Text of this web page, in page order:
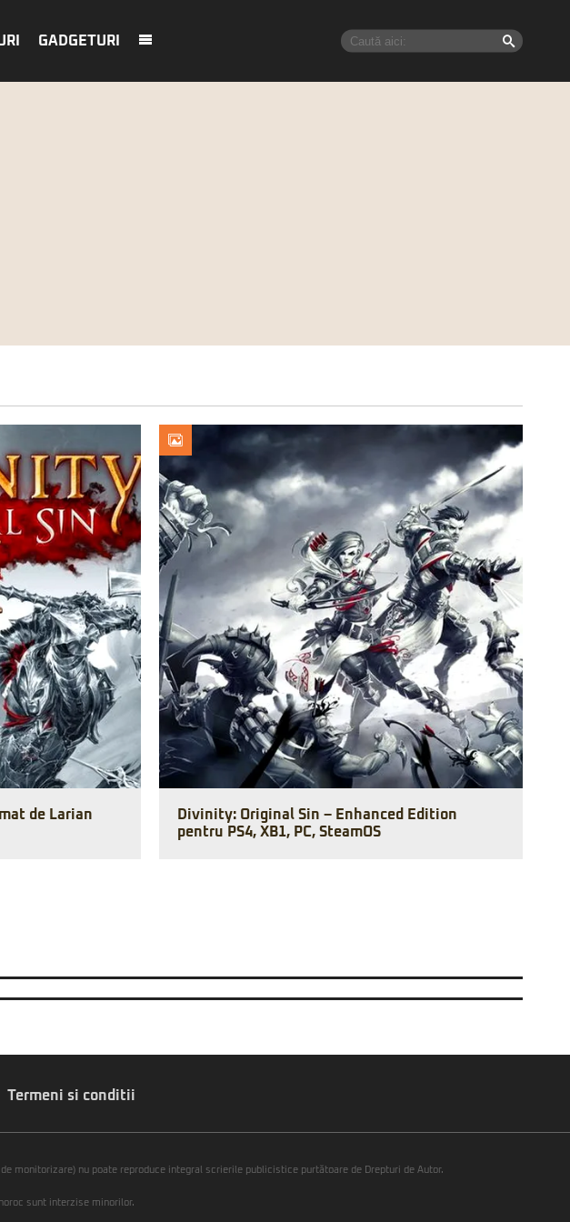
GADGETURI
de Larian
Divinity: Original Sin – Enhanced Edition
pentru PS4, XB1, PC, SteamOS
Termeni si conditii
nu poate reproduce integral scrierile publicistice purtătoare de Drepturi de Autor.
sunt interzise minorilor.